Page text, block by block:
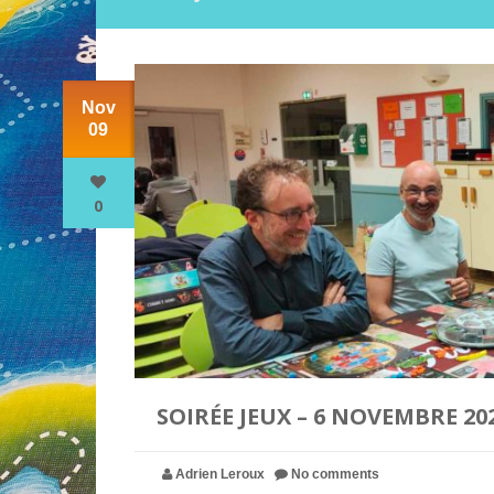
Nov
09
0
SOIRÉE JEUX – 6 NOVEMBRE
Adrien Leroux No comments